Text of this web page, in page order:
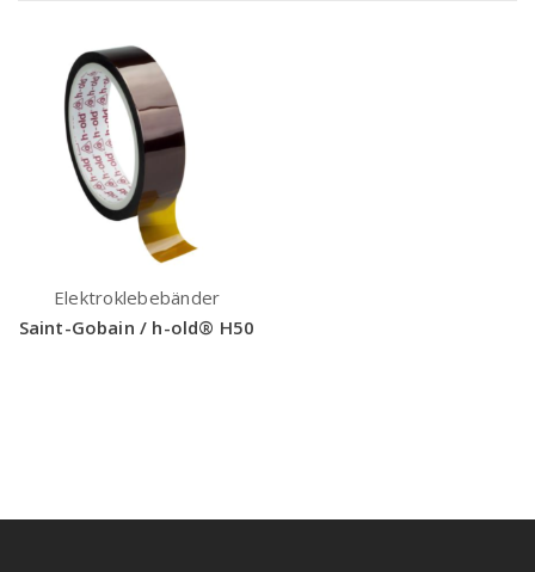
Elektroklebebänder
Saint-Gobain / h-old® H50